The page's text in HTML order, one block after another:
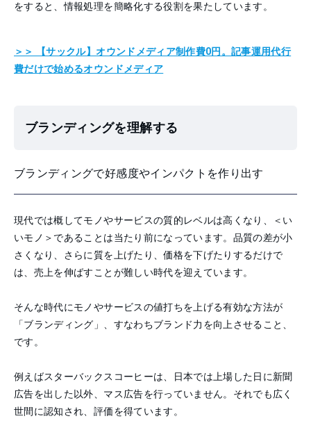
をすると、情報処理を簡略化する役割を果たしています。
＞＞ 【サックル】オウンドメディア制作費0円。記事運用代行
費だけで始めるオウンドメディア
ブランディングを理解する
ブランディングで好感度やインパクトを作り出す
現代では概してモノやサービスの質的レベルは高くなり、＜い
いモノ＞であることは当たり前になっています。品質の差が小
さくなり、さらに質を上げたり、価格を下げたりするだけで
は、売上を伸ばすことが難しい時代を迎えています。
そんな時代にモノやサービスの値打ちを上げる有効な方法が
「ブランディング」、すなわちブランド力を向上させること、
です。
例えばスターバックスコーヒーは、日本では上場した日に新聞
広告を出した以外、マス広告を行っていません。それでも広く
世間に認知され、評価を得ています。